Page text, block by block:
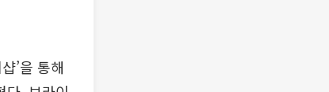
’을 통해